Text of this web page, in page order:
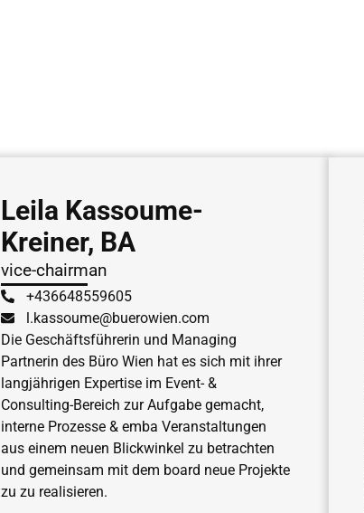
Leila Kassoume-
Kreiner, BA
vice-chairman
+436648559605
l.kassoume@buerowien.com
Die Geschäftsführerin und Managing
Partnerin des Büro Wien hat es sich mit ihrer
langjährigen Expertise im Event- &
Consulting-Bereich zur Aufgabe gemacht,
interne Prozesse & emba Veranstaltungen
aus einem neuen Blickwinkel zu betrachten
und gemeinsam mit dem board neue Projekte
zu zu realisieren.